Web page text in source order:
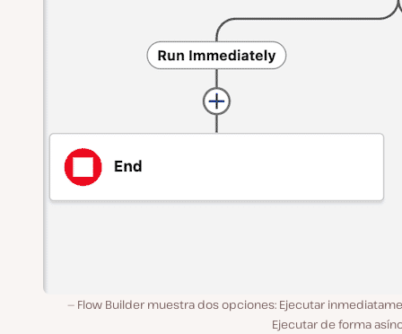
Flow Builder muestra dos opciones: Ejecutar
Ejecutar de forma